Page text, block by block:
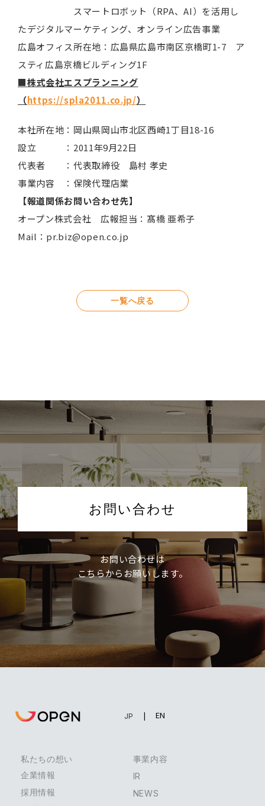
スマートロボット（RPA、AI）を活用し
たデジタルマーケティング、オンライン広告事業
広島オフィス所在地：広島県広島市南区京橋町1-7 ア
スティ広島京橋ビルディング1F
■株式会社エスプランニング
（https://spla2011.co.jp/）
本社所在地：岡山県岡山市北区西崎1丁目18-16
設立 ：2011年9月22日
代表者 ：代表取締役 島村 孝史
事業内容 ：保険代理店業
【報道関係お問い合わせ先】
オープン株式会社 広報担当：髙橋 亜希子
Mail：pr.biz@open.co.jp
一覧へ戻る
お問い合わせ
お問い合わせは
こちらからお願いします。
EN
JP
私たちの想い
事業内容
企業情報
IR
採用情報
NEWS